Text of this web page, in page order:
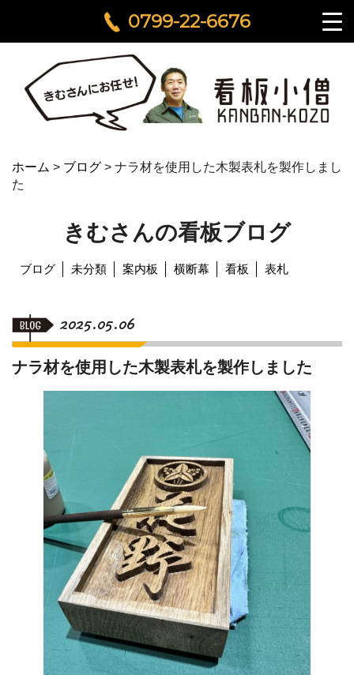
0799-22-6676
ホーム > ブログ > ナラ材を使用した木製表札を製作しまし
た
きむさんの看板ブログ
ブログ 未分類 案内板 横断幕 看板 表札
2025.05.06
ナラ材を使用した木製表札を製作しました